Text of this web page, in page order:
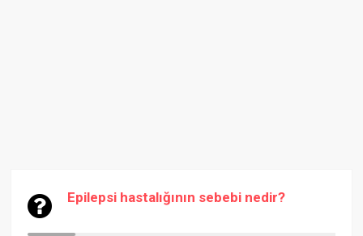
Epilepsi hastalığının sebebi nedir?